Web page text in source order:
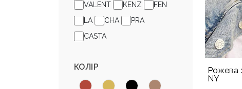
VALENT
KENZ
FEN
LA
CHA
PRA
CASTA
КОЛІР
Рожева
NY